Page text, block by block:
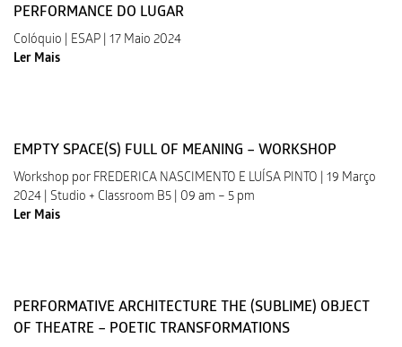
PERFORMANCE DO LUGAR
Colóquio | ESAP | 17 Maio 2024
Ler Mais
EMPTY SPACE(S) FULL OF MEANING – WORKSHOP
Workshop por FREDERICA NASCIMENTO E LUÍSA PINTO | 19 Março
2024 | Studio + Classroom B5 | 09 am – 5 pm
Ler Mais
PERFORMATIVE ARCHITECTURE THE (SUBLIME) OBJECT
OF THEATRE – POETIC TRANSFORMATIONS